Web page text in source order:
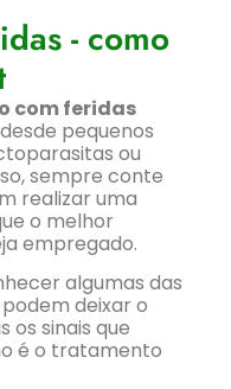
- como
com feridas
pequenos
ou
sempre conte
realizar uma
o melhor
empregado.
algumas das
deixar o
os sinais que
é o tratamento